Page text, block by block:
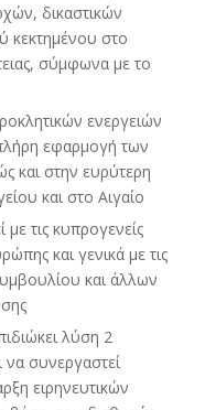
δικαστικών
κεκτημένου στο
σύμφωνα με το
ενεργειών
εφαρμογή των
και στην ευρύτερη
και στο Αιγαίο
τις κυπρογενείς
και γενικά με τις
και άλλων
λύση 2
συνεργαστεί
ειρηνευτικών